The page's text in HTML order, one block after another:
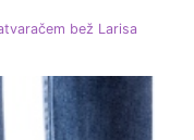
bež Larisa